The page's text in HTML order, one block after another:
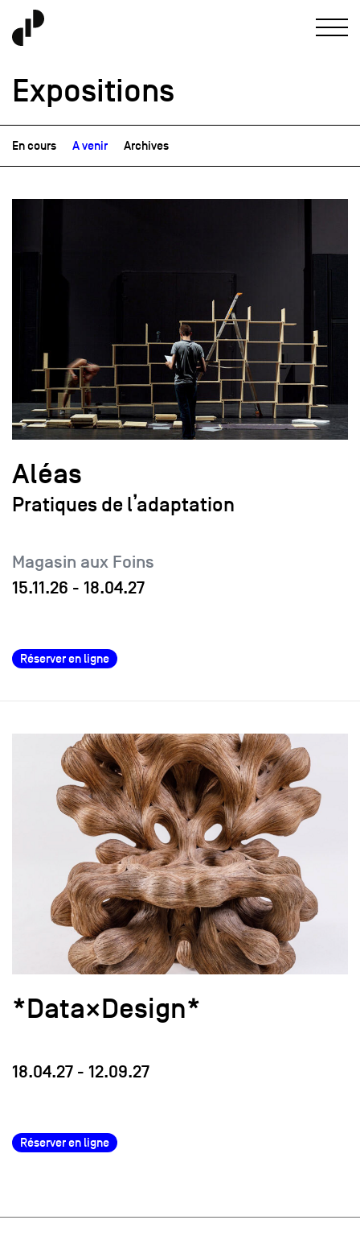
Expositions
En cours A venir Archives
Aléas
Pratiques de l’adaptation
Magasin aux Foins
15.11.26 - 18.04.27
Réserver en ligne
*Data×Design*
18.04.27 - 12.09.27
Réserver en ligne